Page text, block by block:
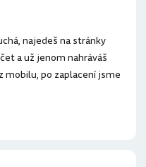
najedeš na stránky
a už jenom nahráváš
po zaplacení jsme